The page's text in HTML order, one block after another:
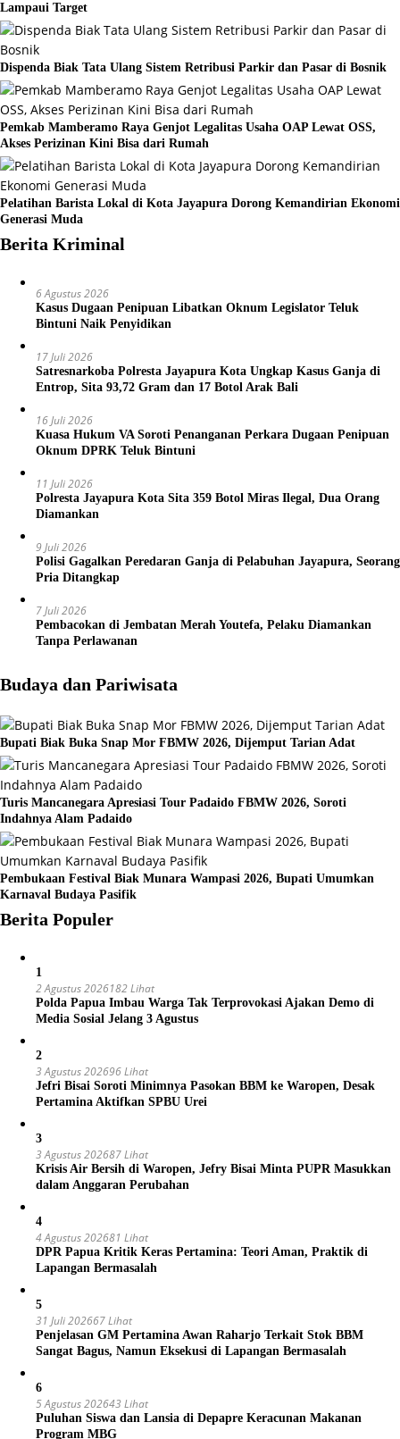
Lampaui Target
Dispenda Biak Tata Ulang Sistem Retribusi Parkir dan Pasar di Bosnik
Pemkab Mamberamo Raya Genjot Legalitas Usaha OAP Lewat OSS,
Akses Perizinan Kini Bisa dari Rumah
Pelatihan Barista Lokal di Kota Jayapura Dorong Kemandirian Ekonomi
Generasi Muda
Berita Kriminal
6 Agustus 2026
Kasus Dugaan Penipuan Libatkan Oknum Legislator Teluk
Bintuni Naik Penyidikan
17 Juli 2026
Satresnarkoba Polresta Jayapura Kota Ungkap Kasus Ganja di
Entrop, Sita 93,72 Gram dan 17 Botol Arak Bali
16 Juli 2026
Kuasa Hukum VA Soroti Penanganan Perkara Dugaan Penipuan
Oknum DPRK Teluk Bintuni
11 Juli 2026
Polresta Jayapura Kota Sita 359 Botol Miras Ilegal, Dua Orang
Diamankan
9 Juli 2026
Polisi Gagalkan Peredaran Ganja di Pelabuhan Jayapura, Seorang
Pria Ditangkap
7 Juli 2026
Pembacokan di Jembatan Merah Youtefa, Pelaku Diamankan
Tanpa Perlawanan
Budaya dan Pariwisata
Bupati Biak Buka Snap Mor FBMW 2026, Dijemput Tarian Adat
Turis Mancanegara Apresiasi Tour Padaido FBMW 2026, Soroti
Indahnya Alam Padaido
Pembukaan Festival Biak Munara Wampasi 2026, Bupati Umumkan
Karnaval Budaya Pasifik
Berita Populer
1
2 Agustus 2026182 Lihat
Polda Papua Imbau Warga Tak Terprovokasi Ajakan Demo di
Media Sosial Jelang 3 Agustus
2
3 Agustus 202696 Lihat
Jefri Bisai Soroti Minimnya Pasokan BBM ke Waropen, Desak
Pertamina Aktifkan SPBU Urei
3
3 Agustus 202687 Lihat
Krisis Air Bersih di Waropen, Jefry Bisai Minta PUPR Masukkan
dalam Anggaran Perubahan
4
4 Agustus 202681 Lihat
DPR Papua Kritik Keras Pertamina: Teori Aman, Praktik di
Lapangan Bermasalah
5
31 Juli 202667 Lihat
Penjelasan GM Pertamina Awan Raharjo Terkait Stok BBM
Sangat Bagus, Namun Eksekusi di Lapangan Bermasalah
6
5 Agustus 202643 Lihat
Puluhan Siswa dan Lansia di Depapre Keracunan Makanan
Program MBG